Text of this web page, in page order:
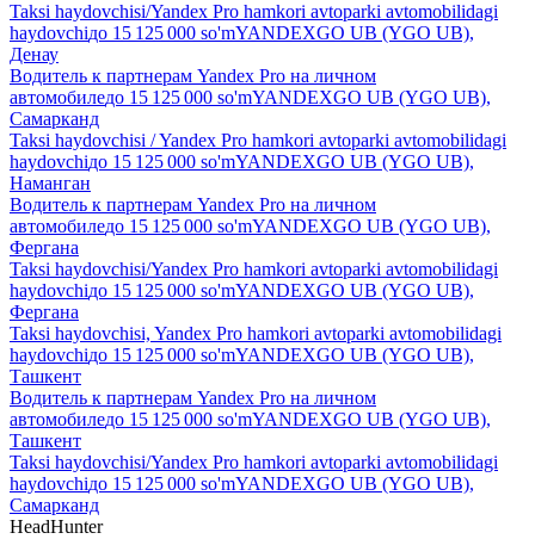
Taksi haydovchisi/Yandex Pro hamkori avtoparki avtomobilidagi
haydovchiдо 15 125 000 so'mYANDEXGO UB (YGO UB),
Денау
Водитель к партнерам Yandex Pro на личном
автомобиледо 15 125 000 so'mYANDEXGO UB (YGO UB),
Самарканд
Taksi haydovchisi / Yandex Pro hamkori avtoparki avtomobilidagi
haydovchiдо 15 125 000 so'mYANDEXGO UB (YGO UB),
Наманган
Водитель к партнерам Yandex Pro на личном
автомобиледо 15 125 000 so'mYANDEXGO UB (YGO UB),
Фергана
Taksi haydovchisi/Yandex Pro hamkori avtoparki avtomobilidagi
haydovchiдо 15 125 000 so'mYANDEXGO UB (YGO UB),
Фергана
Taksi haydovchisi, Yandex Pro hamkori avtoparki avtomobilidagi
haydovchiдо 15 125 000 so'mYANDEXGO UB (YGO UB),
Ташкент
Водитель к партнерам Yandex Pro на личном
автомобиледо 15 125 000 so'mYANDEXGO UB (YGO UB),
Ташкент
Taksi haydovchisi/Yandex Pro hamkori avtoparki avtomobilidagi
haydovchiдо 15 125 000 so'mYANDEXGO UB (YGO UB),
Самарканд
HeadHunter